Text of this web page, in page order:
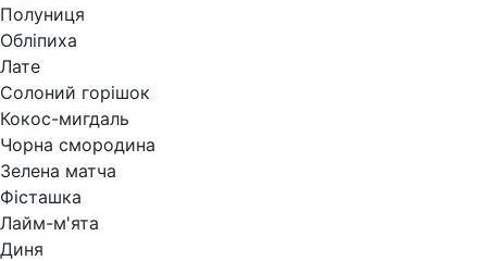
Полуниця
Обліпиха
Лате
Солоний горішок
Кокос-мигдаль
Чорна смородина
Зелена матча
Фісташка
Лайм-м'ята
Диня